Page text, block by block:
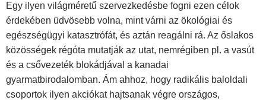
Egy ilyen világméretű szervezkedésbe fogni ezen célok
érdekében üdvösebb volna, mint várni az ökológiai és
egészségügyi katasztrófát, és aztán reagálni rá. Az őslakos
közösségek régóta mutatják az utat, nemrégiben pl. a vasút
és a csővezeték blokádjával a kanadai
gyarmatbirodalomban. Ám ahhoz, hogy radikális baloldali
csoportok ilyen akciókat hajtsanak végre országos,